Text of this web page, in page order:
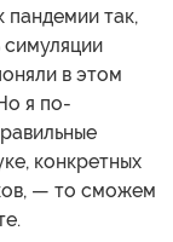
пандемии так,
симуляции
в этом
я по-
конкретных
— то сможем